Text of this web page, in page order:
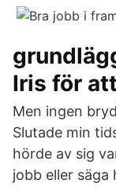
Iris för
Men ingen
Slutade min
hörde av sig
jobb eller säga